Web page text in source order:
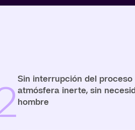
Sin interrupción del
atmósfera inerte, sin
hombre